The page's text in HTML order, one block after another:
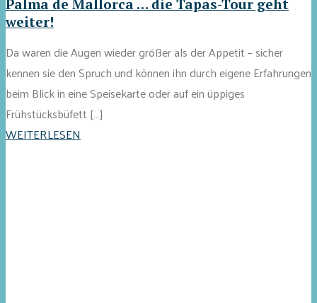
Palma de Mallorca … die Tapas-Tour geht
weiter!
Da waren die Augen wieder größer als der Appetit – sicher
kennen sie den Spruch und können ihn durch eigene Erfahrungen
beim Blick in eine Speisekarte oder auf ein üppiges
Frühstücksbüfett […]
WEITERLESEN